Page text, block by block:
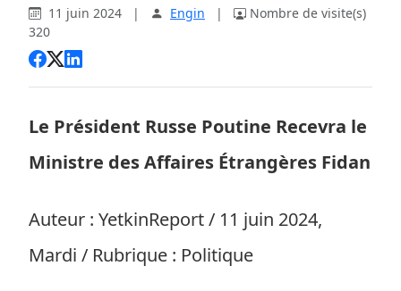
11 juin 2024 | Engin |
Nombre de visite(s)
320
Le Président Russe Poutine Recevra le
Ministre des Affaires Étrangères Fidan
Auteur : YetkinReport / 11 juin 2024,
Mardi / Rubrique : Politique